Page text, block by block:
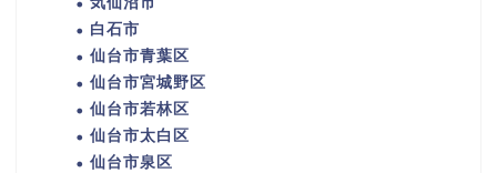
白石市
仙台市青葉区
仙台市宮城野区
仙台市若林区
仙台市太白区
仙台市泉区